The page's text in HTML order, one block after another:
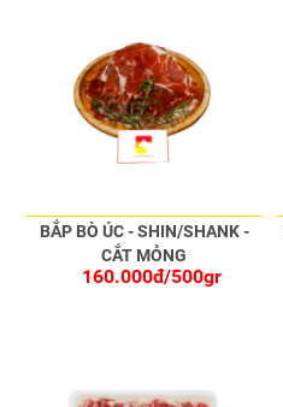
BẮP BÒ ÚC - SHIN/SHANK -
CẮT MỎNG
160.000đ/500gr